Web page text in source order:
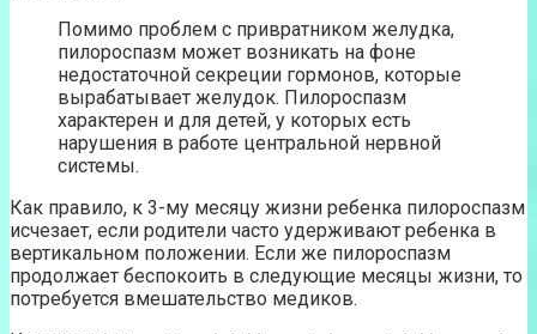
Помимо проблем с привратником желудка,
пилороспазм может возникать на фоне
недостаточной секреции гормонов, которые
вырабатывает желудок. Пилороспазм
характерен и для детей, у которых есть
нарушения в работе центральной нервной
системы.
Как правило, к 3-му месяцу жизни ребенка пилороспазм
исчезает, если родители часто удерживают ребенка в
вертикальном положении. Если же пилороспазм
продолжает беспокоить в следующие месяцы жизни, то
потребуется вмешательство медиков.